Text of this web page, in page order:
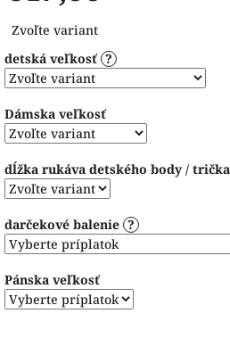
cena:
Zvoľte variant
detská veľkosť ?
Dámska veľkosť
dĺžka rukáva detského body / trička
darčekové balenie ?
Pánska veľkosť